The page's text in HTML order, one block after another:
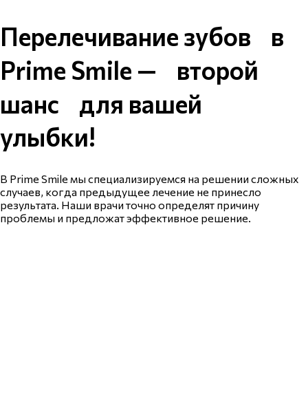
Перелечивание зубов в
Prime Smile — второй
шанс для вашей
улыбки!
В Prime Smile мы специализируемся на решении сложных
случаев, когда предыдущее лечение не принесло
результата. Наши врачи точно определят причину
проблемы и предложат эффективное решение.